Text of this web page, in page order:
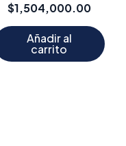
$1,504,000.00
Añadir al
carrito